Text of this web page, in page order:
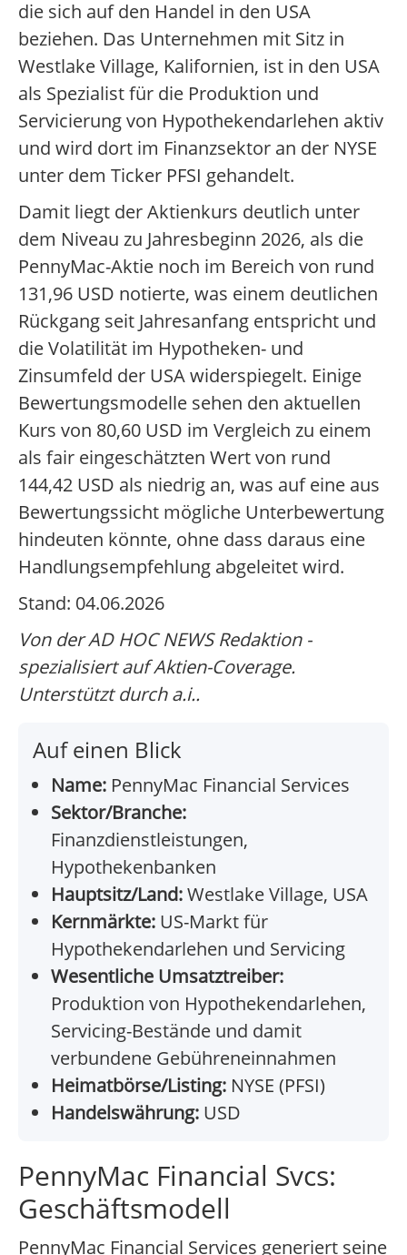
die sich auf den Handel in den USA
beziehen. Das Unternehmen mit Sitz in
Westlake Village, Kalifornien, ist in den USA
als Spezialist für die Produktion und
Servicierung von Hypothekendarlehen aktiv
und wird dort im Finanzsektor an der NYSE
unter dem Ticker PFSI gehandelt.
Damit liegt der Aktienkurs deutlich unter
dem Niveau zu Jahresbeginn 2026, als die
PennyMac-Aktie noch im Bereich von rund
131,96 USD notierte, was einem deutlichen
Rückgang seit Jahresanfang entspricht und
die Volatilität im Hypotheken- und
Zinsumfeld der USA widerspiegelt. Einige
Bewertungsmodelle sehen den aktuellen
Kurs von 80,60 USD im Vergleich zu einem
als fair eingeschätzten Wert von rund
144,42 USD als niedrig an, was auf eine aus
Bewertungssicht mögliche Unterbewertung
hindeuten könnte, ohne dass daraus eine
Handlungsempfehlung abgeleitet wird.
Stand: 04.06.2026
Von der AD HOC NEWS Redaktion -
spezialisiert auf Aktien-Coverage.
Unterstützt durch a.i..
Auf einen Blick
Name: PennyMac Financial Services
Sektor/Branche:
Finanzdienstleistungen,
Hypothekenbanken
Hauptsitz/Land:Westlake Village, USA
Kernmärkte: US-Markt für
Hypothekendarlehen und Servicing
Wesentliche Umsatztreiber:
Produktion von Hypothekendarlehen,
Servicing-Bestände und damit
verbundene Gebühreneinnahmen
Heimatbörse/Listing: NYSE (PFSI)
Handelswährung: USD
PennyMac Financial Svcs:
Geschäftsmodell
PennyMac Financial Services generiert seine